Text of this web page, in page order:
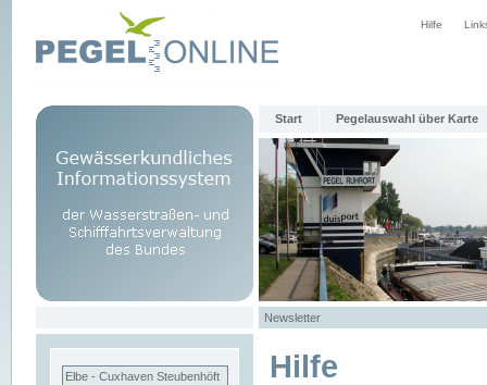
Hilfe
Start Pegelauswahl über Karte
Newsletter
Elbe - Cuxhaven Steubenhöft Hilfe